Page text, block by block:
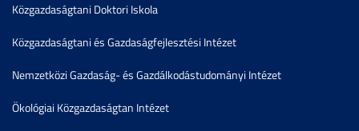
Közgazdaságtani Doktori Iskola
Közgazdaságtani és Gazdaságfejlesztési Intézet
Nemzetközi Gazdaság- és Gazdálkodástudományi Intézet
Ökológiai Közgazdaságtan Intézet